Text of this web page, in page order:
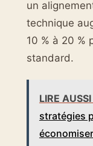
un
technique
10 % à 20 %
standard.
LIRE AUSSI
stratégies